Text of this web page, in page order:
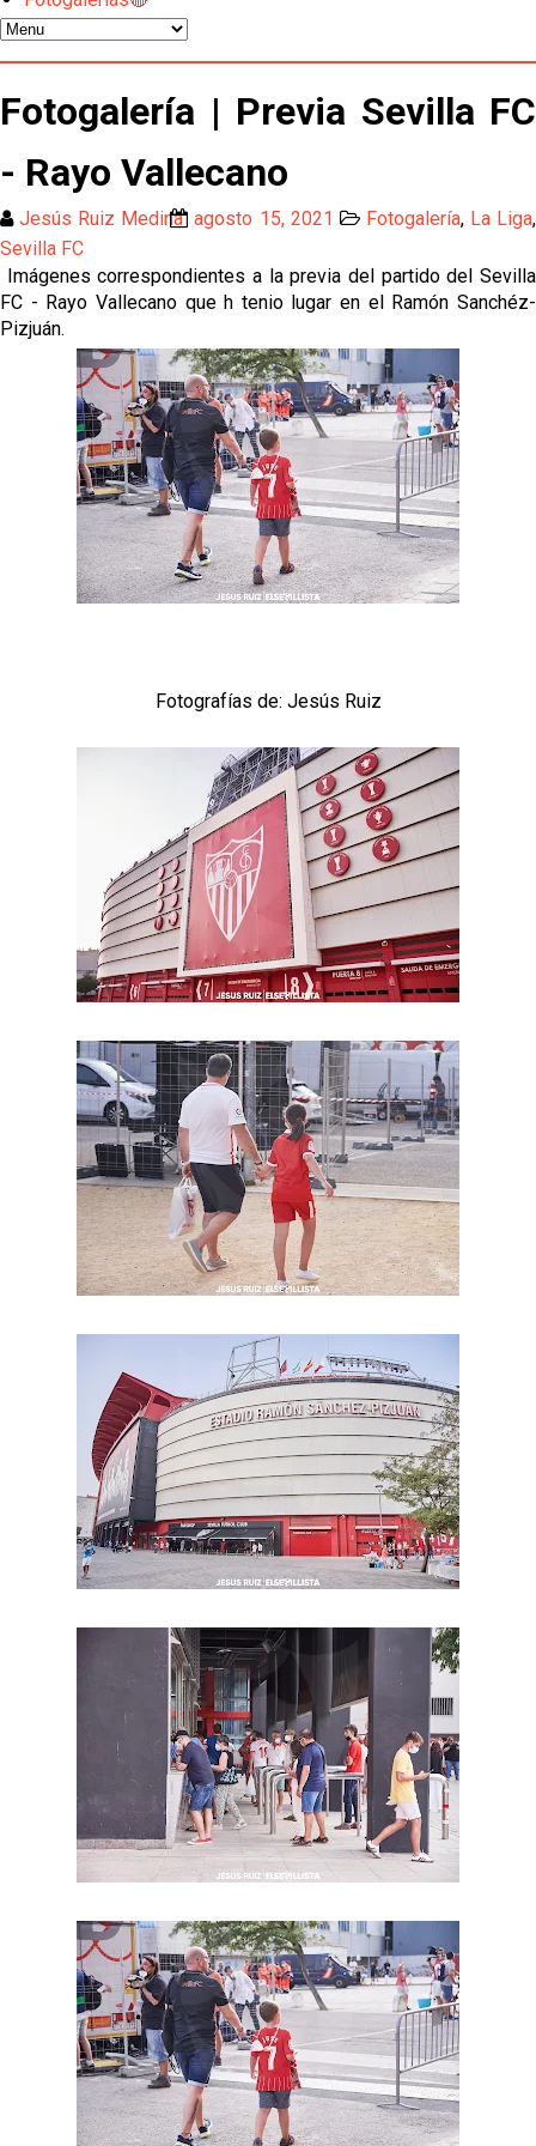
El Sevilla mueve ficha por Robbie Ure: la opción 'A'
para el ataque nervionense
Los contratiempos para García Plaza por la mala
gestión de un inválido Consejo
El Sevilla C se queda en Tercera Federación
Atlético y Getafe agitan el mercado de LaLiga
Luis García Plaza: No sufrir ya es un paso adelante
El Sevilla FC plantea ampliar hasta cinco fichajes
más antes del cierre
Djibril Sow pone rumbo a Italia para firmar su nuevo
contrato con el Genoa
Kochorashvili, seria opción para reforzar el centro
del campo sevillista
Oso es el siguiente en la lista para salir
Banquillos confirmados: así queda la cantera del
Sevilla Femenino para la 2026/27
Fotogalería | Previa Sevilla FC
- Rayo Vallecano
Jesús Ruiz Medina agosto 15, 2021 Fotogalería, La Liga,
Sevilla FC
Imágenes correspondientes a la previa del partido del Sevilla
FC - Rayo Vallecano que h tenio lugar en el Ramón Sanchéz-
Pizjuán.
Fotografías de: Jesús Ruiz